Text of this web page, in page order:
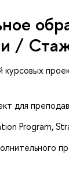
/
курсовых
для
Program,